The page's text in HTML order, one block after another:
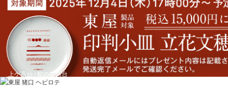
平長 石本藤雄
スキー01
平長 石本藤雄
干し柿・田田道・
上ゲ高台 / 蛇の目高台